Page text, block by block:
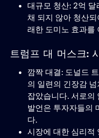
대규모 청산: 2억
채 되지 않아 청산
래한 도미노 효과를
트럼프 대 머스크:
깜짝 대결: 도널드
의 일련의 긴장감
잡았습니다. 서로의
발언은 투자자들의
다.
시장에 대한 심리적